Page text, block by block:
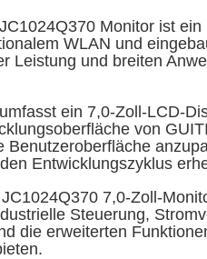
Monitor ist
WLAN und
Leistung und breiten
ein 7,0-Zoll-LCD-
von
Benutzeroberfläche
Entwicklungszyklus
7,0-Zoll-
Steuerung,
die erweiterten